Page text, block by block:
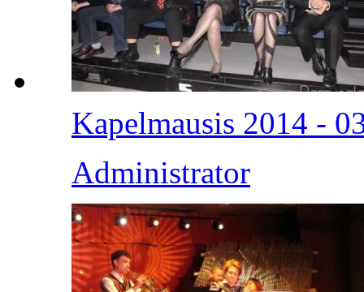
Kapelmausis 2014 -
Administrator